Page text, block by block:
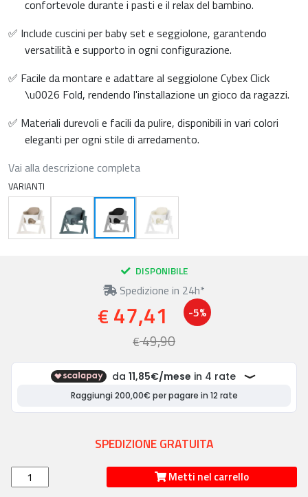
confortevole durante i pasti e il relax del bambino.
✅ Include cuscini per baby set e seggiolone, garantendo
versatilità e supporto in ogni configurazione.
✅ Facile da montare e adattare al seggiolone Cybex Click
\u0026 Fold, rendendo l'installazione un gioco da ragazzi.
✅ Materiali durevoli e facili da pulire, disponibili in vari colori
eleganti per ogni stile di arredamento.
Vai alla descrizione completa
VARIANTI
DISPONIBILE
Spedizione in 24h*
€ 47,41 -5%
€49,90
SPEDIZIONE GRATUITA
Metti nel carrello